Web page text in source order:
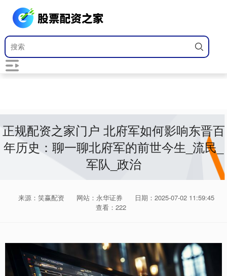
正规配资之家门户 北府军如何影响东晋百
年历史：聊一聊北府军的前世今生_流民_
军队_政治
来源：笑赢配资 网站：永华证券
日期：2025-07-02 11:59:45
查看：222